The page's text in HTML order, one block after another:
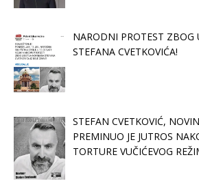
NARODNI PROTEST ZBOG
STEFANA CVETKOVIĆA!
STEFAN CVETKOVIĆ,
PREMINUO JE JUTROS
TORTURE VUČIĆEVOG